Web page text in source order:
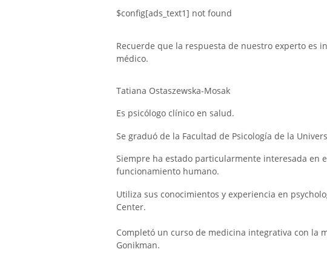
$config[ads_text1] not found
Recuerde que la respuesta de nuestro experto es
médico.
Tatiana Ostaszewska-Mosak
Es psicólogo clínico en salud.
Se graduó de la Facultad de Psicología de la
Siempre ha estado particularmente interesada en
funcionamiento humano.
Utiliza sus conocimientos y experiencia en
Center.
Completó un curso de medicina integrativa con la
Gonikman.